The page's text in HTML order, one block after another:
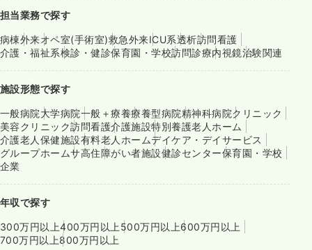
担当業務で探す
病棟外来オペ室(手術室)救急外来ICU系透析訪問看護
介護・福祉系検診・健診保育園・学校訪問診療内視鏡治験関連
施設形態で探す
一般病院大学病院一般＋療養療養型病院精神科病院クリニック
美容クリニック訪問看護介護施設特別養護老人ホーム
介護老人保健施設有料老人ホームデイケア・デイサービス
グループホームサ高住障がい者施設健診センター保育園・学校
企業
年収で探す
300万円以上400万円以上500万円以上600万円以上
700万円以上800万円以上